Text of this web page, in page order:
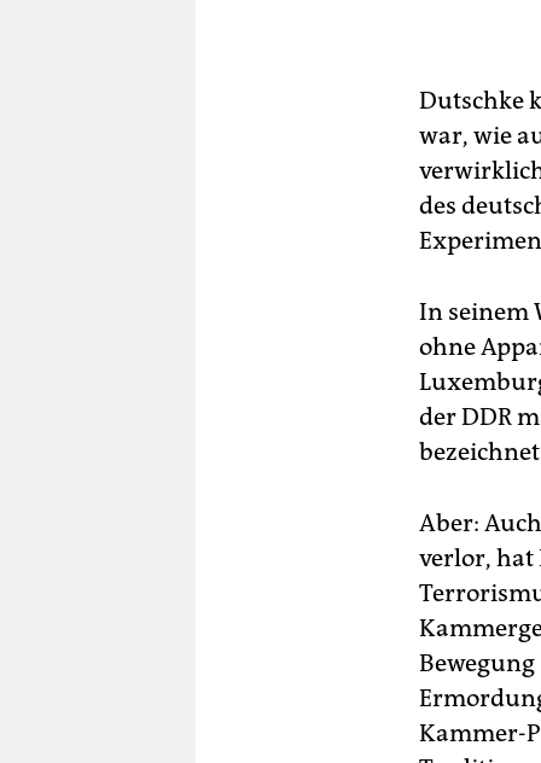
Dutschke
war, wie
des
In seinem
ohne
der DDR
Aber:
verlor, hat
Kammer-